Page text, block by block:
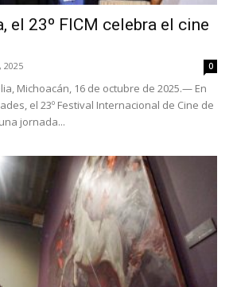
el 23º FICM celebra el cine
2025 0
Michoacán, 16 de octubre de 2025.— En
el 23º Festival Internacional de Cine de
jornada...